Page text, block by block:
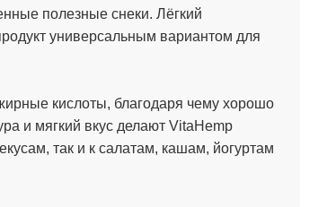
полезные снеки. Лёгкий
универсальным вариантом для
кислоты, благодаря чему хорошо
и мягкий вкус делают VitaHemp
так и к салатам, кашам, йогуртам